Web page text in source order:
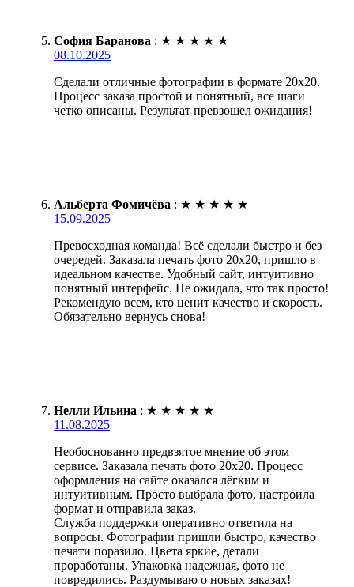
София Баранова : ★ ★ ★ ★ ★
08.10.2025
Сделали отличные фотографии в формате 20х20.
Процесс заказа простой и понятный, все шаги
четко описаны. Результат превзошел ожидания!
Альберта Фомичёва : ★ ★ ★ ★ ★
15.09.2025
Превосходная команда! Всё сделали быстро и без
очередей. Заказала печать фото 20х20, пришло в
идеальном качестве. Удобный сайт, интуитивно
понятный интерфейс. Не ожидала, что так просто!
Рекомендую всем, кто ценит качество и скорость.
Обязательно вернусь снова!
Нелли Ильина : ★ ★ ★ ★ ★
11.08.2025
Необоснованно предвзятое мнение об этом
сервисе. Заказала печать фото 20х20. Процесс
оформления на сайте оказался лёгким и
интуитивным. Просто выбрала фото, настроила
формат и отправила заказ.
Служба поддержки оперативно ответила на
вопросы. Фотографии пришли быстро, качество
печати поразило. Цвета яркие, детали
проработаны. Упаковка надежная, фото не
повредились. Раздумываю о новых заказах!